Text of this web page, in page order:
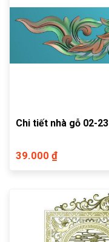
Chi tiết nhà gỗ 02-23
39.000 ₫